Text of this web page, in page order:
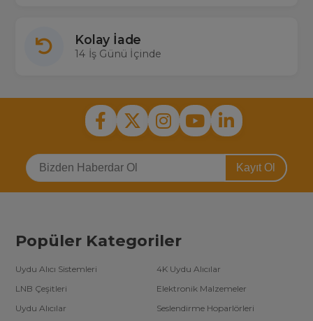
Kolay İade
14 İş Günü İçinde
Kayıt Ol
Popüler Kategoriler
Uydu Alıcı Sistemleri
4K Uydu Alıcılar
LNB Çeşitleri
Elektronik Malzemeler
Uydu Alıcılar
Seslendirme Hoparlörleri